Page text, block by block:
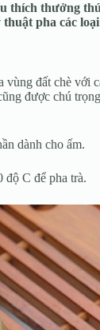
thưởng
pha các
đất chè với
được chú
dành cho ấm.
C để pha trà.